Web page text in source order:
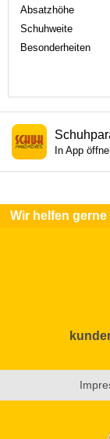
Absatzhöhe
Schuhweite
Besonderheiten
In App
Wir helfen gerne